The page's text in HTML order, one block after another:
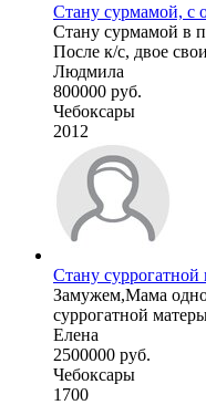
Стану сурмамой, с
Стану сурмамой в
После к/с, двое
Людмила
800000 руб.
Чебоксары
2012
Стану суррогатной
Замужем,Мама
суррогатной
Елена
2500000 руб.
Чебоксары
1700